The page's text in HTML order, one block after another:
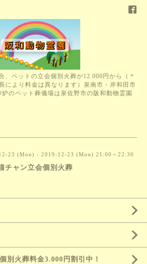
、ペットの立会個別火葬が12.000円から（＊
により料金は異なります）泉南市・岸和田市
のペット葬儀場は泉佐野市の阪和動物霊園
23 (Mon) - 2019-12-23 (Mon) 21:00～22:30
チャン立会個別火葬
別火葬料金3.000円割引中！